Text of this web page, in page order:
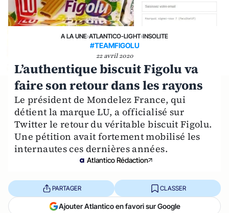
A LA UNE›ATLANTICO-LIGHT›INSOLITE
#TEAMFIGOLU
22 avril 2020
L’authentique biscuit Figolu va
faire son retour dans les rayons
Le président de Mondelez France, qui
détient la marque LU, a officialisé sur
Twitter le retour du véritable biscuit Figolu.
Une pétition avait fortement mobilisé les
internautes ces dernières années.
Atlantico Rédaction
PARTAGER CLASSER
Ajouter Atlantico en favori sur Google